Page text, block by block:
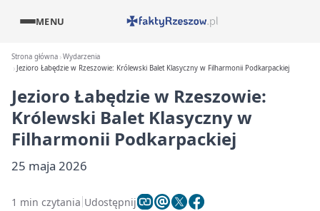
MENU
Strona główna Wydarzenia
Jezioro Łabędzie w Rzeszowie: Królewski Balet Klasyczny w Filharmonii Podkarpackiej
Jezioro Łabędzie w Rzeszowie:
Królewski Balet Klasyczny w
Filharmonii Podkarpackiej
25 maja 2026
1 min czytania Udostępnij